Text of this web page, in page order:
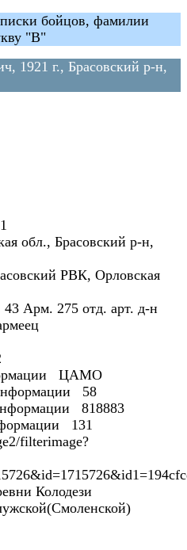
бойцов, фамилии
"В"
1921 г., Брасовский р-н,
обл., Брасовский р-н,
РВК, Орловская
Арм. 275 отд. арт. д-н
ЦАМО
58
818883
131
filterimage?
Колодези